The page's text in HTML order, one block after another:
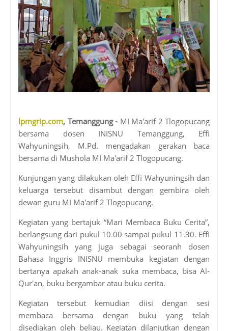
lpmgrip.com, Temanggung - MI Ma'arif 2 Tlogopucang
bersama dosen INISNU Temanggung, Effi
Wahyuningsih, M.Pd. mengadakan gerakan baca
bersama di Mushola MI Ma'arif 2 Tlogopucang.
Kunjungan yang dilakukan oleh Effi Wahyuningsih dan
keluarga tersebut disambut dengan gembira oleh
dewan guru MI Ma'arif 2 Tlogopucang.
Kegiatan yang bertajuk “Mari Membaca Buku Cerita”,
berlangsung dari pukul 10.00 sampai pukul 11.30. Effi
Wahyuningsih yang juga sebagai seoranh dosen
Bahasa Inggris INISNU membuka kegiatan dengan
bertanya apakah anak-anak suka membaca, bisa Al-
Qur'an, buku bergambar atau buku cerita.
Kegiatan tersebut kemudian diisi dengan sesi
membaca bersama dengan buku yang telah
disediakan oleh beliau. Kegiatan dilanjutkan dengan